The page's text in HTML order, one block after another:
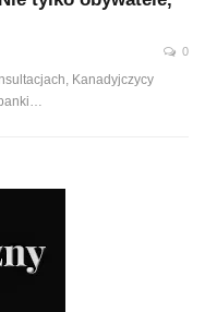
0
Kanadyjczycy